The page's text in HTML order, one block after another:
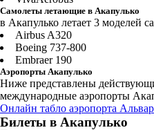
Самолеты летающие в Акапулько
в Акапулько летает 3 моделей
Airbus A320
Boeing 737-800
Embraer 190
Аэропорты Акапулько
Ниже представлены
международные аэропорты
Онлайн табло аэропорта
Билеты в Акапулько